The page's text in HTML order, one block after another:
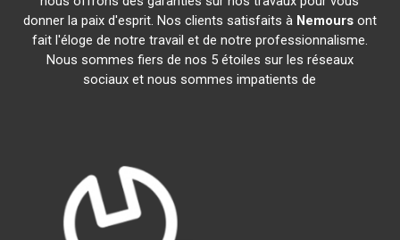
donner la paix d'esprit. Nos clients satisfaits à Nemoursont
fait l'éloge de notre travail et de notre professionnalisme.
Nous sommes fiers de nos 5 étoiles sur les réseaux
sociaux et nous sommes impatients de